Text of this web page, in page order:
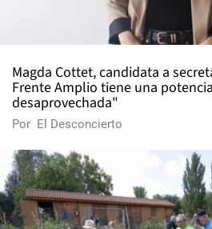
Magda Cottet, candidata a
Frente Amplio tiene una
desaprovechada"
Por El Desconcierto